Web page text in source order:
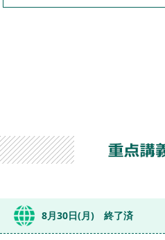
8月30日(月) 終了済